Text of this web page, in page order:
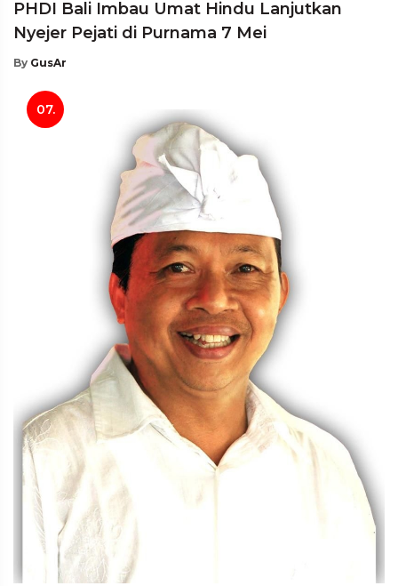
PHDI Bali Imbau Umat Hindu Lanjutkan
Nyejer Pejati di Purnama 7 Mei
By GusAr
07.